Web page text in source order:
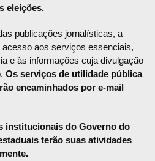
eleições.
publicações jornalísticas, a
acesso aos serviços essenciais,
e às informações cuja divulgação
Os serviços de utilidade pública
encaminhados por e-mail
institucionais do Governo do
terão suas atividades